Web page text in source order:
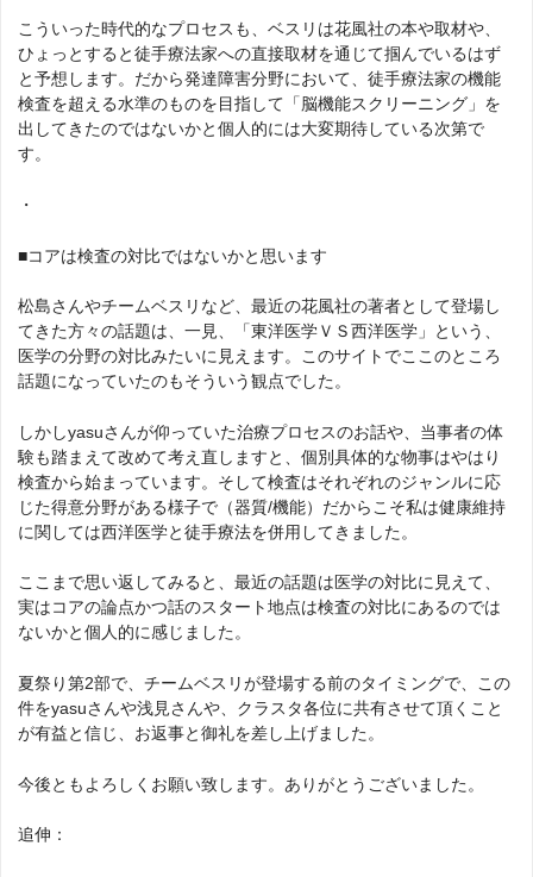
こういった時代的なプロセスも、ベスリは花風社の本や取材や、
ひょっとすると徒手療法家への直接取材を通じて掴んでいるはず
と予想します。だから発達障害分野において、徒手療法家の機能
検査を超える水準のものを目指して「脳機能スクリーニング」を
出してきたのではないかと個人的には大変期待している次第で
す。
・
■コアは検査の対比ではないかと思います
松島さんやチームベスリなど、最近の花風社の著者として登場し
てきた方々の話題は、一見、「東洋医学ＶＳ西洋医学」という、
医学の分野の対比みたいに見えます。このサイトでここのところ
話題になっていたのもそういう観点でした。
しかしyasuさんが仰っていた治療プロセスのお話や、当事者の体
験も踏まえて改めて考え直しますと、個別具体的な物事はやはり
検査から始まっています。そして検査はそれぞれのジャンルに応
じた得意分野がある様子で（器質/機能）だからこそ私は健康維持
に関しては西洋医学と徒手療法を併用してきました。
ここまで思い返してみると、最近の話題は医学の対比に見えて、
実はコアの論点かつ話のスタート地点は検査の対比にあるのでは
ないかと個人的に感じました。
夏祭り第2部で、チームベスリが登場する前のタイミングで、この
件をyasuさんや浅見さんや、クラスタ各位に共有させて頂くこと
が有益と信じ、お返事と御礼を差し上げました。
今後ともよろしくお願い致します。ありがとうございました。
追伸：